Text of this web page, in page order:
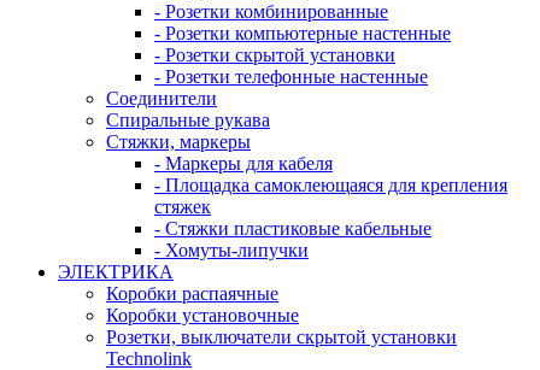
- Розетки комбинированные
- Розетки компьютерные настенные
- Розетки скрытой установки
- Розетки телефонные настенные
Соединители
Спиральные рукава
Стяжки, маркеры
- Маркеры для кабеля
- Площадка самоклеющаяся для крепления
стяжек
- Стяжки пластиковые кабельные
- Хомуты-липучки
ЭЛЕКТРИКА
Коробки распаячные
Коробки установочные
Розетки, выключатели скрытой установки
Technolink